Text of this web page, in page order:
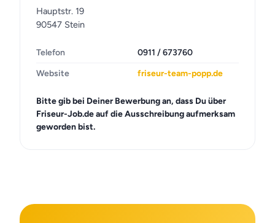
Hauptstr. 19
90547 Stein
Telefon
0911 / 673760
Website
friseur-team-popp.de
Bitte gib bei Deiner Bewerbung an, dass Du über
Friseur-Job.de auf die Ausschreibung aufmerksam
geworden bist.